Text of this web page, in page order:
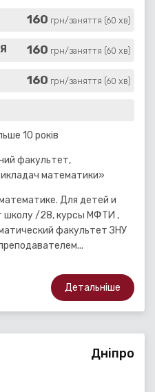
160 грн/заняття (60 хв)
160 грн/заняття (60 хв)
160 грн/заняття (60 хв)
10 років
факультет,
математики»
Для детей и
школу /28, курсы МФТИ ,
факультет ЗНУ
Детальніше
Дніпро